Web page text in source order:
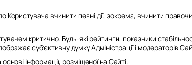
вчинити певні дії, зокрема, вчинити
критично. Будь-які рейтинги, показники
суб‘єктивну думку Адміністрації і модераторів
інформації, розміщеної на Сайті.